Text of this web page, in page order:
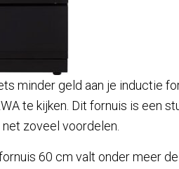
minder geld aan je inductie
te kijken. Dit fornuis is een
zoveel voordelen.
60 cm valt onder meer